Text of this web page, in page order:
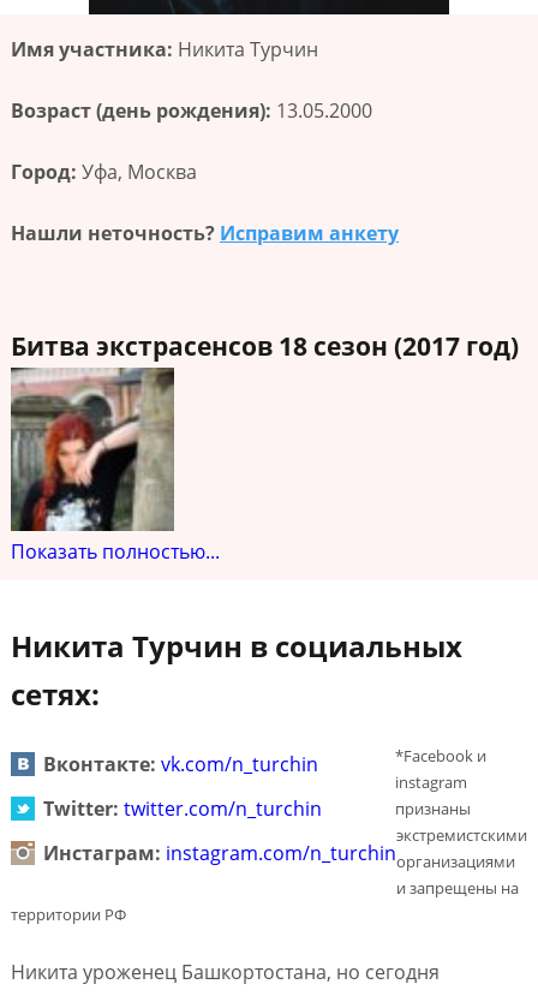
Имя участника: Никита Турчин
Возраст (день рождения): 13.05.2000
Город: Уфа, Москва
Нашли неточность? Исправим анкету
Битва экстрасенсов 18 сезон (2017 год)
Показать полностью...
Никита Турчин в социальных
сетях:
Вконтакте: vk.com/n_turchin
Twitter: twitter.com/n_turchin
Инстаграм: instagram.com/n_turchin
*Facebook и
instagram
признаны
экстремистскими
организациями
и запрещены на
территории РФ
Никита уроженец Башкортостана, но сегодня